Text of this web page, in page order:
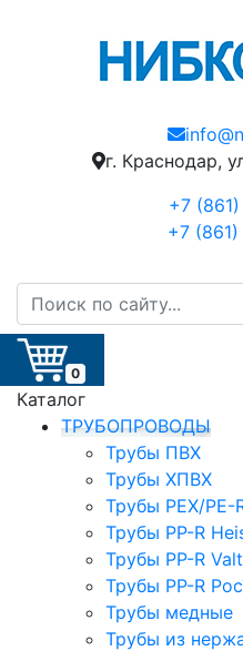
г. Краснодар,
+7
+7
0
Каталог
ТРУБОПРОВОДЫ
Трубы ПВХ
Трубы ХПВХ
Трубы PEX/PE-
Трубы PP-R
Трубы PP-R
Трубы PP-R
Трубы медные
Трубы из